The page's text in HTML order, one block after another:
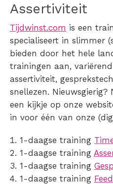
Assertiviteit
Tijdwinst.com is een
specialiseert in slimmer
bieden door het hele
trainingen aan,
assertiviteit,
snellezen. Nieuwsgierig?
een kijkje op onze
in voor één van onze
1-daagse training
1-daagse training
1-daagse training
1-daagse training